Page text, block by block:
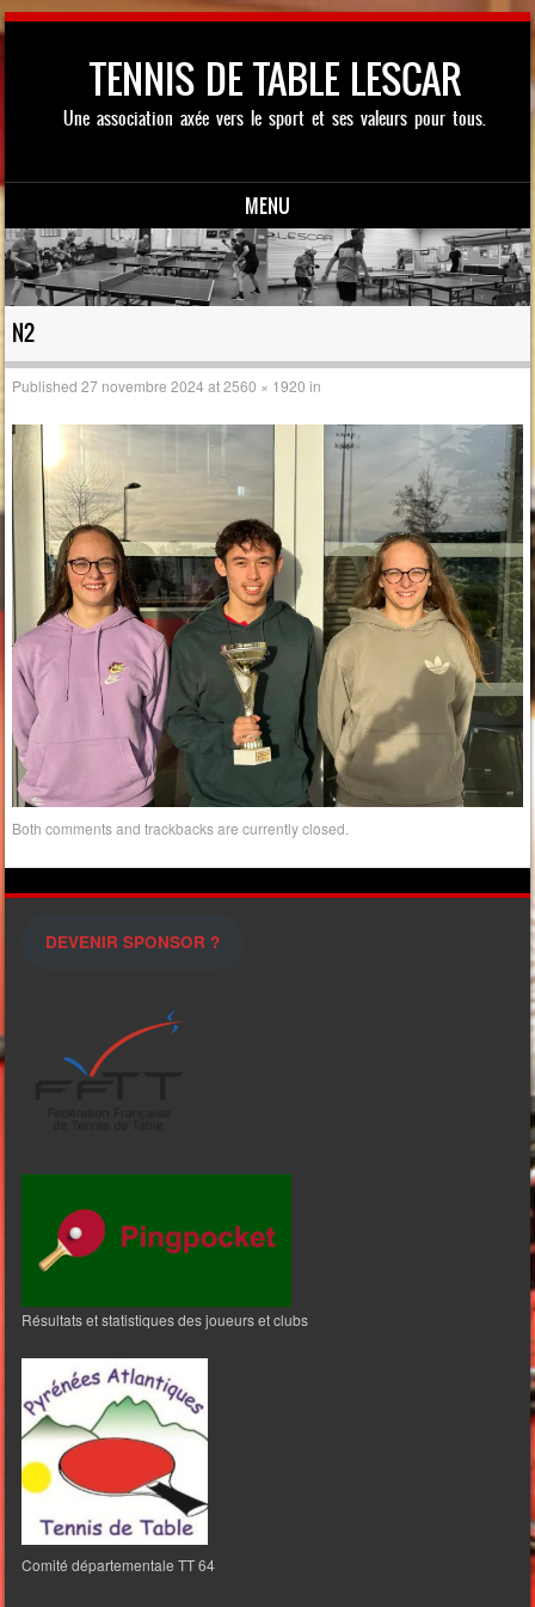
TENNIS DE TABLE LESCAR
Une association axée vers le sport et ses valeurs pour tous.
MENU
Skip to content
N2
Published27 novembre 2024 at2560 × 1920 in
Both comments and trackbacks are currently closed.
DEVENIR SPONSOR ?
Résultats et statistiques des joueurs et clubs
Comité départementale TT 64